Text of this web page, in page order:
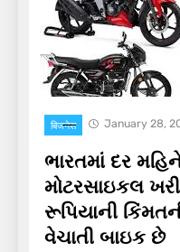
बिजनेस January 28,
ભારતમાં દર
મોટરસાઇકલ
રૂપિયાની
વેચાતી બાઇક છે